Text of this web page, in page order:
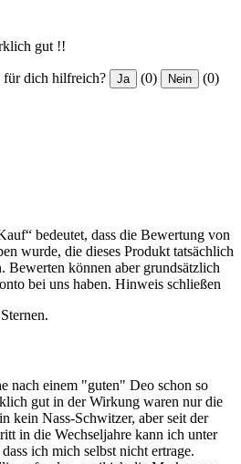
gut !!
für dich hilfreich? Ja (0) Nein (0)
bedeutet, dass die Bewertung von
wurde, die dieses Produkt tatsächlich
Bewerten können aber grundsätzlich
bei uns haben. Hinweis schließen
nach einem "guten" Deo schon so
gut in der Wirkung waren nur die
kein Nass-Schwitzer, aber seit der
in die Wechseljahre kann ich unter
ich mich selbst nicht ertrage.